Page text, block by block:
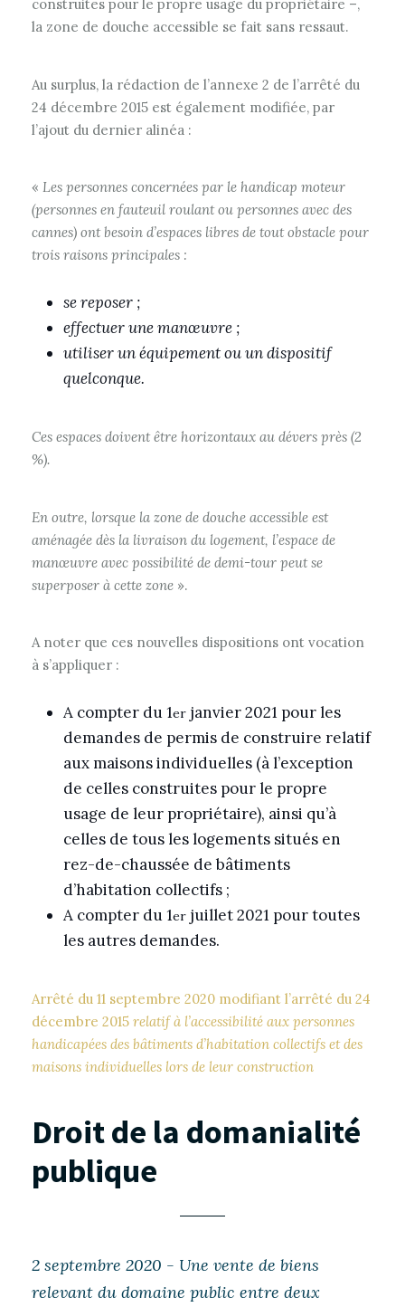
construites pour le propre usage du propriétaire –,
la zone de douche accessible se fait sans ressaut.
Au surplus, la rédaction de l’annexe 2 de l’arrêté du
24 décembre 2015 est également modifiée, par
l’ajout du dernier alinéa :
« Les personnes concernées par le handicap moteur
(personnes en fauteuil roulant ou personnes avec des
cannes) ont besoin d’espaces libres de tout obstacle pour
trois raisons principales :
se reposer ;
effectuer une manœuvre ;
utiliser un équipement ou un dispositif
quelconque.
Ces espaces doivent être horizontaux au dévers près (2
%).
En outre, lorsque la zone de douche accessible est
aménagée dès la livraison du logement, l’espace de
manœuvre avec possibilité de demi-tour peut se
superposer à cette zone ».
A noter que ces nouvelles dispositions ont vocation
à s’appliquer :
A compter du 1er janvier 2021 pour les
demandes de permis de construire relatif
aux maisons individuelles (à l’exception
de celles construites pour le propre
usage de leur propriétaire), ainsi qu’à
celles de tous les logements situés en
rez-de-chaussée de bâtiments
d’habitation collectifs ;
A compter du 1er juillet 2021 pour toutes
les autres demandes.
Arrêté du 11 septembre 2020 modifiant l’arrêté du 24
décembre 2015 relatif à l’accessibilité aux personnes
handicapées des bâtiments d’habitation collectifs et des
maisons individuelles lors de leur construction
Droit de la domanialité
publique
2 septembre 2020 - Une vente de biens
relevant du domaine public entre deux